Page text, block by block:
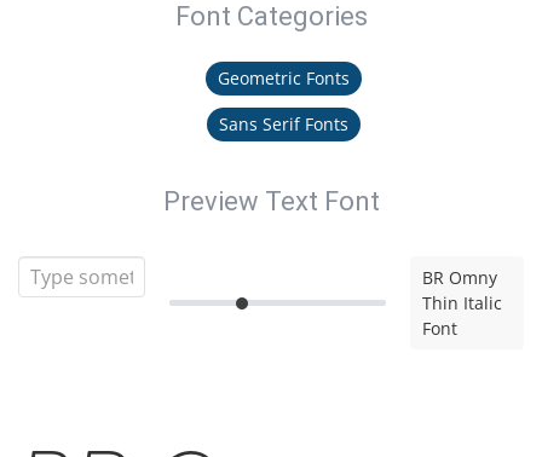
Font Categories
Geometric Fonts
Sans Serif Fonts
Preview Text Font
BR Omny
Thin Italic
Font